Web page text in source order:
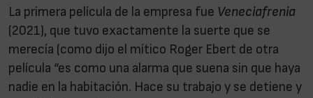
La primera película de la empresa fue Veneciafrenia
(2021), que tuvo exactamente la suerte que se
merecía (como dijo el mítico Roger Ebert de otra
película “es como una alarma que suena sin que haya
nadie en la habitación. Hace su trabajo y se detiene y